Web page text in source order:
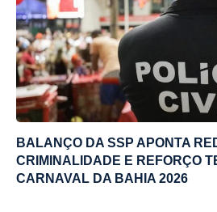
BALANÇO DA SSP APONTA
CRIMINALIDADE E REFORÇO
CARNAVAL DA BAHIA 2026